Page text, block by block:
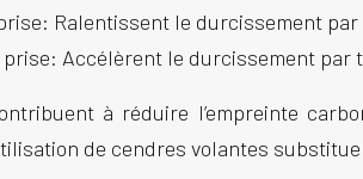
Ralentissent le durcissement
Accélèrent le durcissement par
à réduire l’empreinte
de cendres volantes